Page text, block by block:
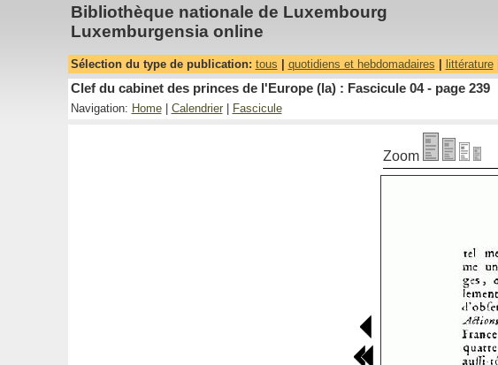
Bibliothèque nationale de Luxembourg
Luxemburgensia online
Sélection du type de publication: tous quotidiens et hebdomadaires littérature|
Clef du cabinet des princes de l'Europe (la) : Fascicule 04 - page 239
Navigation: Home| Calendrier| Fascicule
Zoom